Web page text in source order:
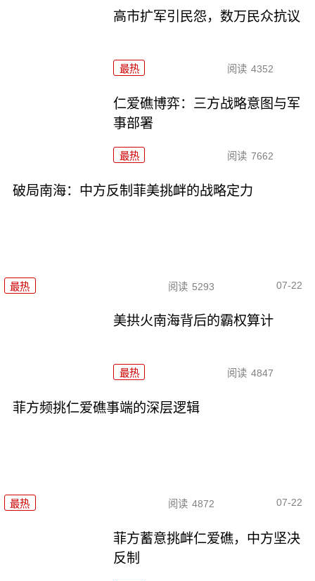
高市扩军引民怨，数万民众抗议
最热 阅读 4352
仁爱礁博弈：三方战略意图与军
事部署
最热 阅读 7662
破局南海：中方反制菲美挑衅的战略定力
最热 阅读 5293 07-22
美拱火南海背后的霸权算计
最热 阅读 4847
菲方频挑仁爱礁事端的深层逻辑
最热 阅读 4872 07-22
菲方蓄意挑衅仁爱礁，中方坚决
反制